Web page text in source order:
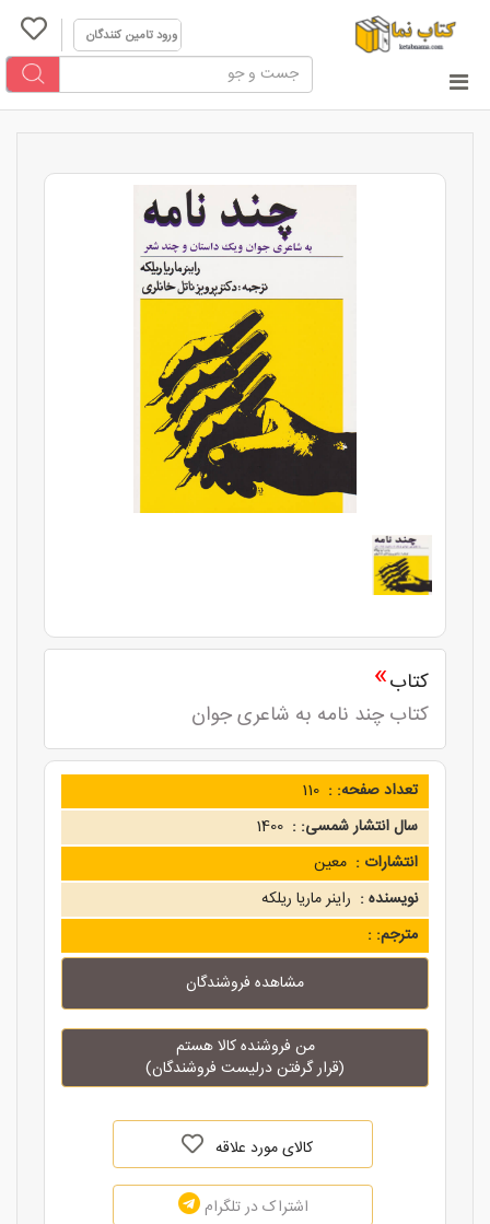
ورود تامین کنندگان
کتاب»
کتاب چند نامه به شاعری جوان
تعداد صفحه: : 110
سال انتشار شمسی: : 1400
انتشارات : معین
نویسنده : راینر ماریا ریلکه
مترجم: :
مشاهده فروشندگان
من فروشنده کالا هستم
(قرار گرفتن درلیست فروشندگان)
کالای مورد علاقه
اشتراک در تلگرام